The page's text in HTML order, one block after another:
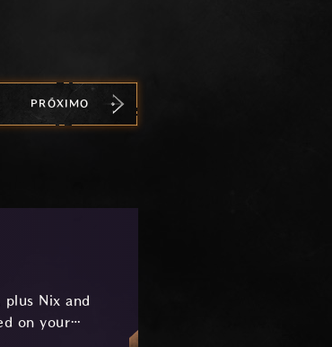
PRÓXIMO
plus Nix and
on your